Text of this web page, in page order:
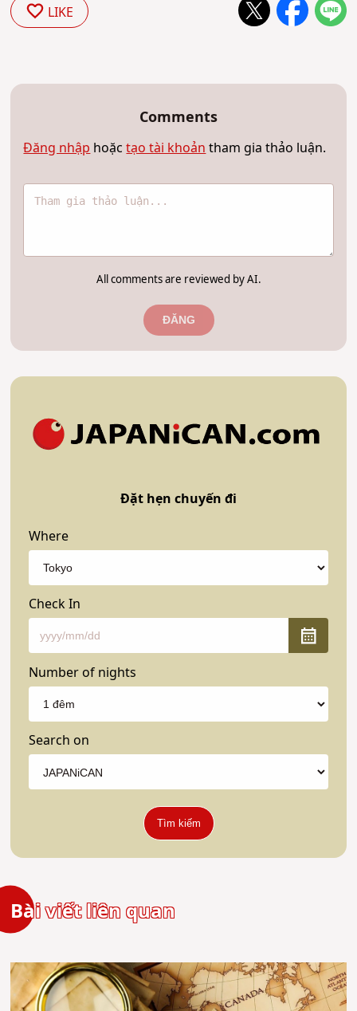
LIKE
Comments
Đăng nhậphoặctạo tài khoảntham gia thảo luận.
All comments are reviewed by AI.
ĐĂNG
Đặt hẹn chuyến đi
Where
Check In
Number of nights
Search on
Tìm kiếm
Bài viết liên quan